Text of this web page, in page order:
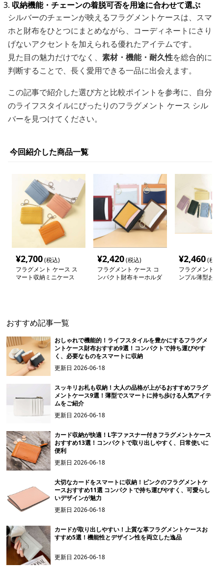
収納機能・チェーンの着脱可否を用途に合わせて選ぶ
シルバーのチェーンが映えるフラグメントケースは、スマ
ホと財布をひとつにまとめながら、コーディネートにさり
げないアクセントを加えられる優れたアイテムです。
見た目の魅力だけでなく、 素材・機能・耐久性を総合的に
判断することで、長く愛用できる一品に出会えます。
この記事で紹介した選び方と比較ポイントを参考に、自分
のライフスタイルにぴったりのフラグメント ケース シル
バーを見つけてください。
今回紹介した商品一覧
¥2,700(税込)
フラグメント ケース ス
マート収納ミニケース
¥2,420(税込)
フラグメント ケース コ
ンパクト財布キーホルダ
¥2,460(税
フラグメント
ンプル薄型お
おすすめ記事一覧
おしゃれで機能的！ライフスタイルを豊かにするフラグメ
ントケース財布おすすめ9選！コンパクトで持ち運びやす
く、必要なものをスマートに収納
更新日2026-06-18
スッキリお札も収納！大人の品格が上がるおすすめフラグ
メントケース9選！薄型でスマートに持ち歩ける人気アイテ
ムをご紹介
更新日2026-06-18
カード収納が快適！L字ファスナー付きフラグメントケース
おすすめ13選！コンパクトで取り出しやすく、日常使いに
便利
更新日2026-06-18
大切なカードをスマートに収納！ピンクのフラグメントケ
ースおすすめ11選 コンパクトで持ち運びやすく、可愛らし
いデザインが魅力
更新日2026-06-18
カードが取り出しやすい！上質な革フラグメントケースお
すすめ5選！機能性とデザイン性を両立した逸品
更新日2026-06-18